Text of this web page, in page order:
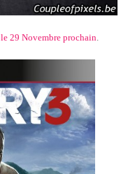
le 29 Novembre prochain